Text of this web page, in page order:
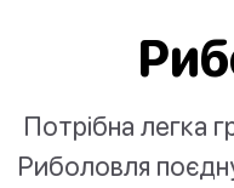
Потрібна легка
Риболовля